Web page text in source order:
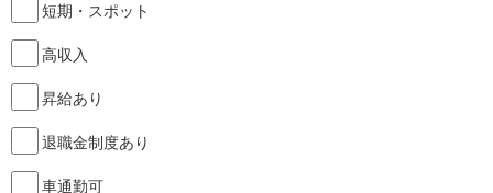
短期・スポット
高収入
昇給あり
退職金制度あり
車通勤可